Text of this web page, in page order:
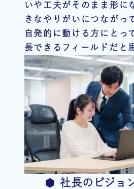
いや工夫がそのまま形に
きなやりがいにつながっ
自発的に動ける方にとっ
長できるフィールドだと
社長のビジョ